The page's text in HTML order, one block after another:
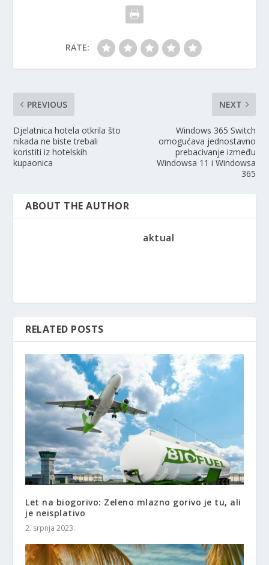
RATE:
PREVIOUS
Djelatnica hotela otkrila što
nikada ne biste trebali
koristiti iz hotelskih
kupaonica
NEXT
Windows 365 Switch
omogućava jednostavno
prebacivanje između
Windowsa 11 i Windowsa
365
ABOUT THE AUTHOR
aktual
RELATED POSTS
Let na biogorivo: Zeleno mlazno gorivo je tu, ali
je neisplativo
2. srpnja 2023.